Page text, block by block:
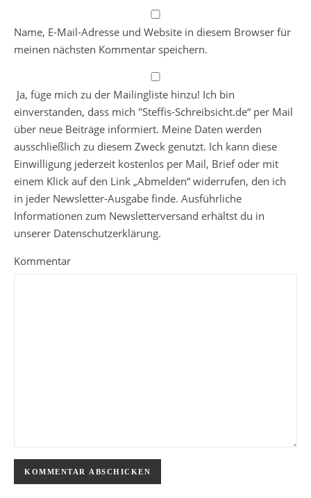
Name, E-Mail-Adresse und Website in diesem Browser für
meinen nächsten Kommentar speichern.
Ja, füge mich zu der Mailingliste hinzu! Ich bin
einverstanden, dass mich "Steffis-Schreibsicht.de“ per Mail
über neue Beiträge informiert. Meine Daten werden
ausschließlich zu diesem Zweck genutzt. Ich kann diese
Einwilligung jederzeit kostenlos per Mail, Brief oder mit
einem Klick auf den Link „Abmelden“ widerrufen, den ich
in jeder Newsletter-Ausgabe finde. Ausführliche
Informationen zum Newsletterversand erhältst du in
unserer Datenschutzerklärung.
Kommentar